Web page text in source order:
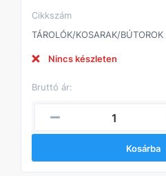
Cikkszám
TÁROLÓK/KOSARAK/BÚTOROK
Nincs készleten
Bruttó ár:
Kosárba